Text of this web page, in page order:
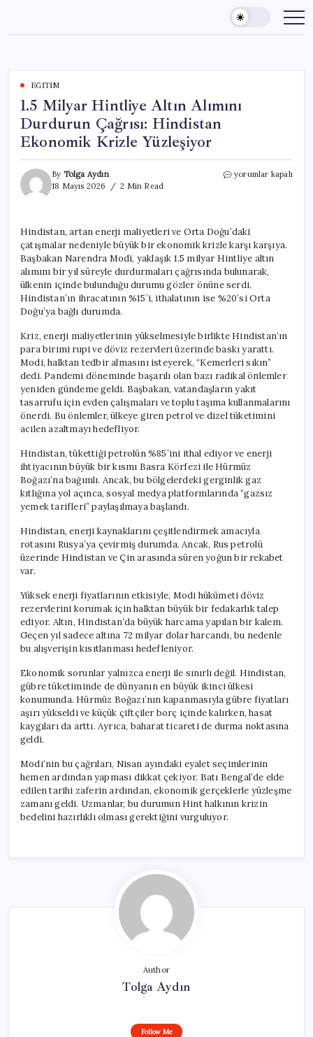
content
EĞITIM
1.5 Milyar Hintliye Altın Alımını
Durdurun Çağrısı: Hindistan
Ekonomik Krizle Yüzleşiyor
By Tolga Aydın
18 Mayıs 2026
2 Min Read
1.5
Durdurun
Çağrısı:
Hindistan
Ekonomik
Krizle
Yüzleşiyor
için
yorumlar kapalı
Hindistan, artan enerji maliyetleri ve Orta Doğu’daki
çatışmalar nedeniyle büyük bir ekonomik krizle karşı karşıya.
Başbakan Narendra Modi, yaklaşık 1.5 milyar Hintliye altın
alımını bir yıl süreyle durdurmaları çağrısında bulunarak,
ülkenin içinde bulunduğu durumu gözler önüne serdi.
Hindistan’ın ihracatının %15’i, ithalatının ise %20’si Orta
Doğu’ya bağlı durumda.
Kriz, enerji maliyetlerinin yükselmesiyle birlikte Hindistan’ın
para birimi rupi ve döviz rezervleri üzerinde baskı yarattı.
Modi, halktan tedbir almasını isteyerek, “Kemerleri sıkın”
dedi. Pandemi döneminde başarılı olan bazı radikal önlemler
yeniden gündeme geldi. Başbakan, vatandaşların yakıt
tasarrufu için evden çalışmaları ve toplu taşıma kullanmalarını
önerdi. Bu önlemler, ülkeye giren petrol ve dizel tüketimini
acilen azaltmayı hedefliyor.
Hindistan, tükettiği petrolün %85’ini ithal ediyor ve enerji
ihtiyacının büyük bir kısmı Basra Körfezi ile Hürmüz
Boğazı’na bağımlı. Ancak, bu bölgelerdeki gerginlik gaz
kıtlığına yol açınca, sosyal medya platformlarında “gazsız
yemek tarifleri” paylaşılmaya başlandı.
Hindistan, enerji kaynaklarını çeşitlendirmek amacıyla
rotasını Rusya’ya çevirmiş durumda. Ancak, Rus petrolü
üzerinde Hindistan ve Çin arasında süren yoğun bir rekabet
var.
Yüksek enerji fiyatlarının etkisiyle, Modi hükümeti döviz
rezervlerini korumak için halktan büyük bir fedakarlık talep
ediyor. Altın, Hindistan’da büyük harcama yapılan bir kalem.
Geçen yıl sadece altına 72 milyar dolar harcandı, bu nedenle
bu alışverişin kısıtlanması hedefleniyor.
Ekonomik sorunlar yalnızca enerji ile sınırlı değil. Hindistan,
gübre tüketiminde de dünyanın en büyük ikinci ülkesi
konumunda. Hürmüz Boğazı’nın kapanmasıyla gübre fiyatları
aşırı yükseldi ve küçük çiftçiler borç içinde kalırken, hasat
kaygıları da arttı. Ayrıca, baharat ticareti de durma noktasına
geldi.
Modi’nin bu çağrıları, Nisan ayındaki eyalet seçimlerinin
hemen ardından yapması dikkat çekiyor. Batı Bengal’de elde
edilen tarihi zaferin ardından, ekonomik gerçeklerle yüzleşme
zamanı geldi. Uzmanlar, bu durumun Hint halkının krizin
bedelini hazırlıklı olması gerektiğini vurguluyor.
Author
Tolga Aydın
Follow Me